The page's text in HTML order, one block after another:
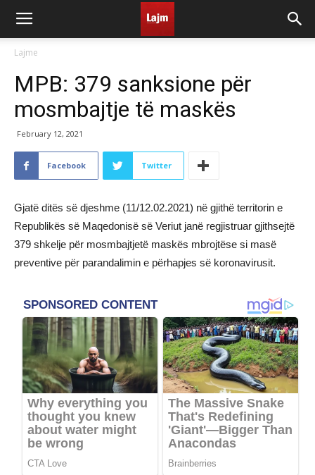
Lajme
MPB: 379 sanksione për
mosmbajtje të maskës
February 12, 2021
Facebook Twitter
Gjatë ditës së djeshme (11/12.02.2021) në gjithë territorin e
Republikës së Maqedonisë së Veriut janë regjistruar gjithsejtë
379 shkelje për mosmbajtjetë maskës mbrojtëse si masë
preventive për parandalimin e përhapjes së koronavirusit.